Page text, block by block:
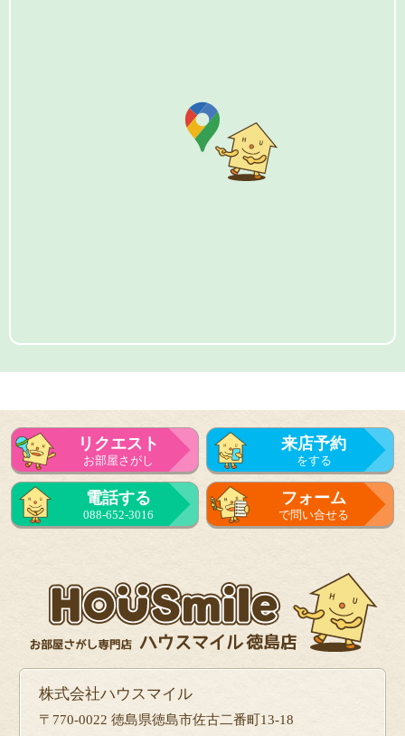
リクエスト
お部屋さがし
来店予約
をする
電話する
088-652-3016
フォーム
で問い合せる
株式会社ハウスマイル
〒770-0022 徳島県徳島市佐古二番町13-18